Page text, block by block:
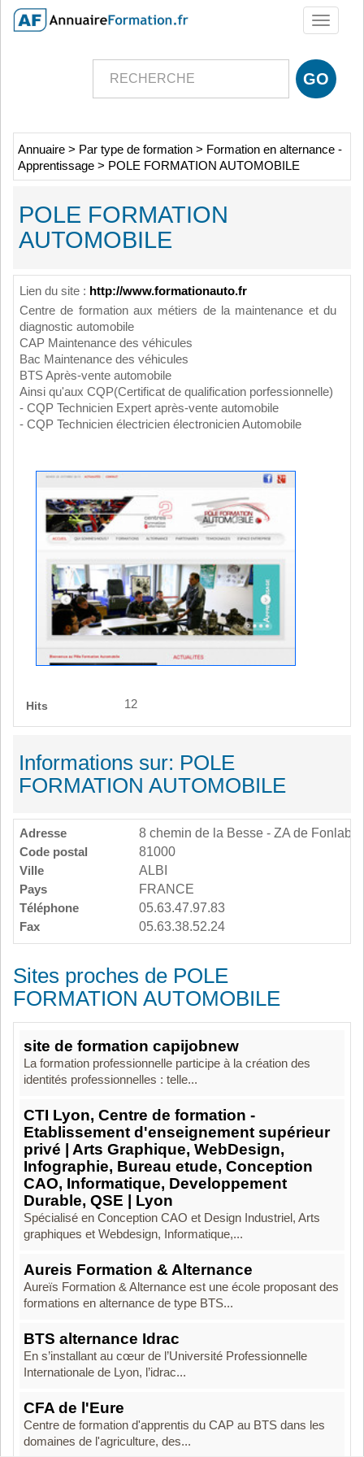
Toggle
Annuaire > Par type de formation > Formation en alternance -
Apprentissage > POLE FORMATION AUTOMOBILE
POLE FORMATION
AUTOMOBILE
Lien du site : http://www.formationauto.fr
Centre de formation aux métiers de la maintenance et du
diagnostic automobile
CAP Maintenance des véhicules
Bac Maintenance des véhicules
BTS Après-vente automobile
Ainsi qu'aux CQP(Certificat de qualification porfessionnelle)
- CQP Technicien Expert après-vente automobile
- CQP Technicien électricien électronicien Automobile
Hits 12
Informations sur: POLE
FORMATION AUTOMOBILE
Adresse
8 chemin de la Besse - ZA de
Code postal
81000
Ville
ALBI
Pays
FRANCE
Téléphone
05.63.47.97.83
Fax
05.63.38.52.24
Sites proches de POLE
FORMATION AUTOMOBILE
site de formation capijobnew
La formation professionnelle participe à la création des
identités professionnelles : telle...
CTI Lyon, Centre de formation -
Etablissement d'enseignement supérieur
privé | Arts Graphique, WebDesign,
Infographie, Bureau etude, Conception
CAO, Informatique, Developpement
Durable, QSE | Lyon
Spécialisé en Conception CAO et Design Industriel, Arts
graphiques et Webdesign, Informatique,...
Aureis Formation & Alternance
Aureïs Formation & Alternance est une école proposant des
formations en alternance de type BTS...
BTS alternance Idrac
En s’installant au cœur de l’Université Professionnelle
Internationale de Lyon, l’idrac...
CFA de l'Eure
Centre de formation d'apprentis du CAP au BTS dans les
domaines de l'agriculture, des...